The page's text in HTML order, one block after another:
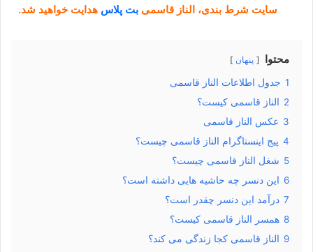
سایت شرط بندی، الناز قاسمی بت پلاس هدایت خواهید شد.
محتوا پنهان
1 جدول اطلاعات الناز قاسمی
2 الناز قاسمی کیست؟
3 عکس الناز قاسمی
4 پیج اینستاگرام الناز قاسمی چیست؟
5 شغل الناز قاسمی چیست؟
6 این دنسر چه حاشیه هایی داشته است؟
7 درآمد این دنسر چقدر است؟
8 همسر الناز قاسمی کیست؟
9 الناز قاسمی کجا زندگی می کند؟